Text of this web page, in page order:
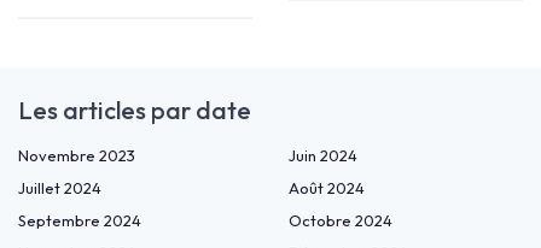
Les articles par date
Novembre 2023
Juin 2024
Juillet 2024
Août 2024
Septembre 2024
Octobre 2024